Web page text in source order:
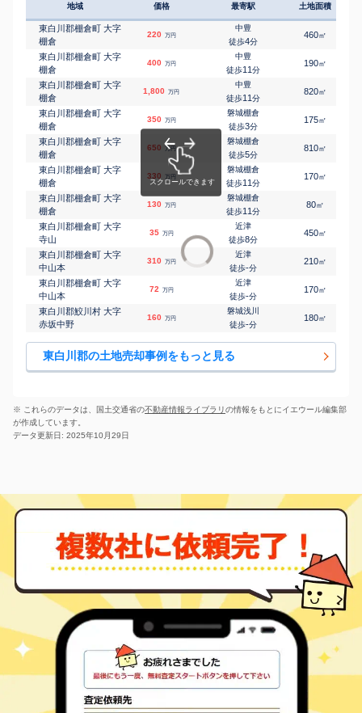
地域 価格 最寄駅 土地面積
東白川郡棚倉町 大字
棚倉
220 万円
中豊
徒歩4分
460㎡
東白川郡棚倉町 大字
棚倉
400 万円
中豊
徒歩11分
190㎡
東白川郡棚倉町 大字
棚倉
1,800 万円
中豊
徒歩11分
820㎡
東白川郡棚倉町 大字
棚倉
350 万円
磐城棚倉
徒歩3分
175㎡
東白川郡棚倉町 大字
棚倉
650 万円
磐城棚倉
徒歩5分
810㎡
東白川郡棚倉町 大字
棚倉
330 万円
磐城棚倉
徒歩11分
170㎡
東白川郡棚倉町 大字
棚倉
130 万円
磐城棚倉
徒歩11分
80㎡
東白川郡棚倉町 大字
寺山
35 万円
近津
徒歩8分
450㎡
東白川郡棚倉町 大字
中山本
310 万円
近津
徒歩-分
210㎡
東白川郡棚倉町 大字
中山本
72 万円
近津
徒歩-分
170㎡
東白川郡鮫川村 大字
赤坂中野
160 万円
磐城浅川
徒歩-分
180㎡
東白川郡の土地売却事例をもっと見る
※ これらのデータは、国土交通省の不動産情報ライブラリの情報をもとにイエウール編集部
が作成しています。
データ更新日: 2025年10月29日